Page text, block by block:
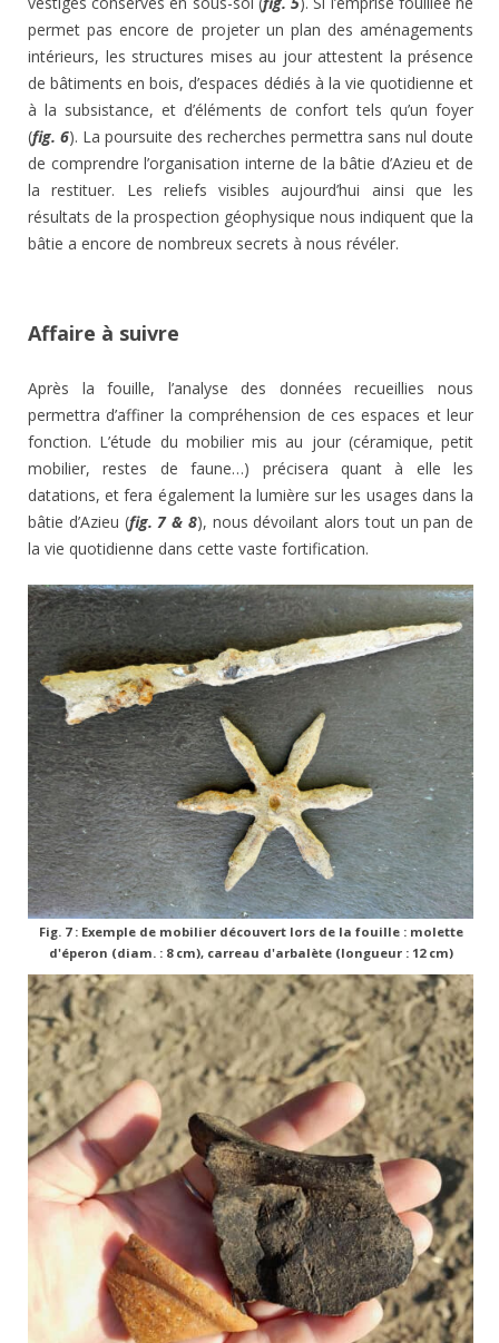
permet pas encore de projeter un plan des aménagements
intérieurs, les structures mises au jour attestent la présence
de bâtiments en bois, d’espaces dédiés à la vie quotidienne et
à la subsistance, et d’éléments de confort tels qu’un foyer
(fig. 6). La poursuite des recherches permettra sans nul doute
de comprendre l’organisation interne de la bâtie d’Azieu et de
la restituer. Les reliefs visibles aujourd’hui ainsi que les
résultats de la prospection géophysique nous indiquent que la
bâtie a encore de nombreux secrets à nous révéler.
Affaire à suivre
Après la fouille, l’analyse des données recueillies nous
permettra d’affiner la compréhension de ces espaces et leur
fonction. L’étude du mobilier mis au jour (céramique, petit
mobilier, restes de faune…) précisera quant à elle les
datations, et fera également la lumière sur les usages dans la
bâtie d’Azieu (fig. 7 & 8), nous dévoilant alors tout un pan de
la vie quotidienne dans cette vaste fortification.
Fig. 7 : Exemple de mobilier découvert lors de la fouille : molette
d'éperon (diam. : 8 cm), carreau d'arbalète (longueur : 12 cm)